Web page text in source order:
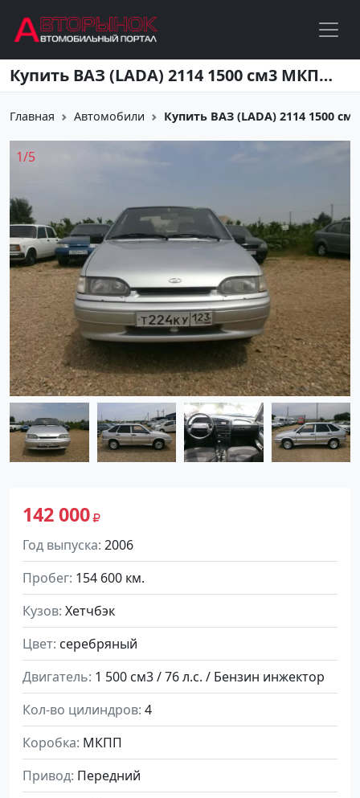
Перейти к основному содержанию Купить ВАЗ (LADA) 2114 1500 см3 МКПП (76 л.с.) Бензин инжектор в ст. Воронежская: цвет серебряный Хетчбэк 2006 года по цене 142000 рублей, объявление №1642 на сайте Авторынок23
Главная Автомобили Купить ВАЗ (LADA) 2114 1500
142 000
Год выпуска 2006
Пробег 154 600 км.
Кузов Хетчбэк
Цвет серебряный
Двигатель 1 500 см3 / 76 л.с. / Бензин инжектор
Кол-во цилиндров 4
Коробка МКПП
Привод Передний
1/5